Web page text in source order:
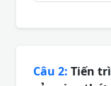
Câu 2: Tiến